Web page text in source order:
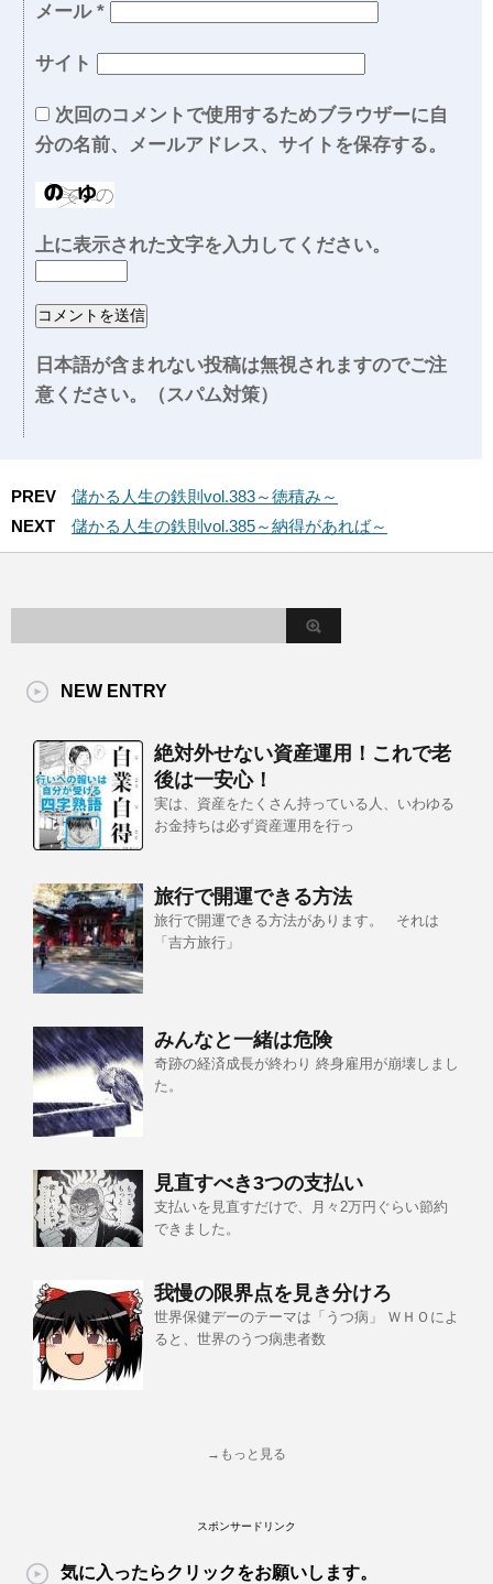
メール *
サイト
次回のコメントで使用するためブラウザーに自
分の名前、メールアドレス、サイトを保存する。
上に表示された文字を入力してください。
日本語が含まれない投稿は無視されますのでご注
意ください。（スパム対策）
PREV
儲かる人生の鉄則vol.383～徳積み～
NEXT
儲かる人生の鉄則vol.385～納得があれば～
NEW ENTRY
絶対外せない資産運用！これで老
後は一安心！
実は、資産をたくさん持っている人、いわゆる
お金持ちは必ず資産運用を行っ
旅行で開運できる方法
旅行で開運できる方法があります。 それは
「吉方旅行」
みんなと一緒は危険
奇跡の経済成長が終わり 終身雇用が崩壊しまし
た。
見直すべき3つの支払い
支払いを見直すだけで、月々2万円ぐらい節約
できました。
我慢の限界点を見き分けろ
世界保健デーのテーマは「うつ病」 ＷＨＯによ
ると、世界のうつ病患者数
→もっと見る
スポンサードリンク
気に入ったらクリックをお願いします。